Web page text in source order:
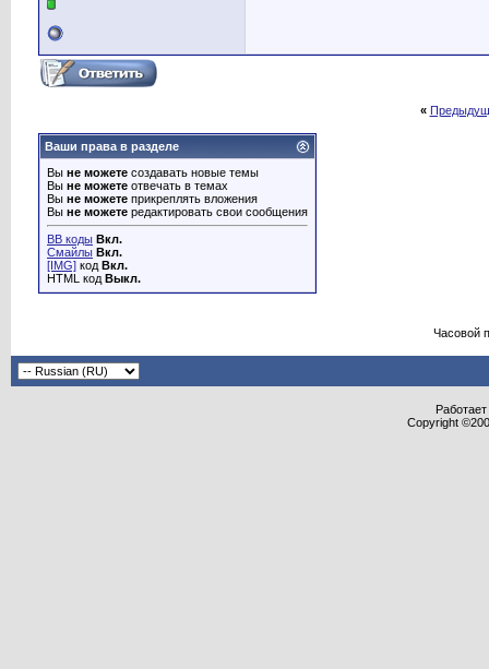
«
Ваши права в разделе
Вы не можете создавать новые темы
Вы не можете отвечать в темах
Вы не можете прикреплять вложения
Вы не можете редактировать свои сообщения
BB коды Вкл.
Смайлы Вкл.
[IMG] код Вкл.
HTML код Выкл.
Часовой
Copyright